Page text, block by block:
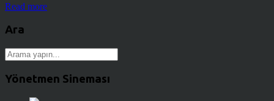
Read more
Ara
Yönetmen Sineması